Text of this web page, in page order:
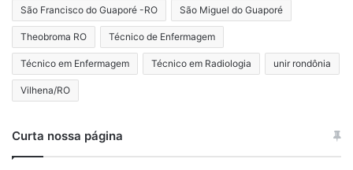
São Francisco do Guaporé -RO São Miguel do Guaporé
Theobroma RO Técnico de Enfermagem
Técnico em Enfermagem Técnico em Radiologia unir rondônia
Vilhena/RO
Curta nossa página